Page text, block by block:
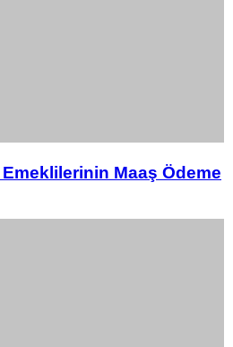
Maaş Ödeme